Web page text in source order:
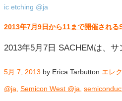
ic etching @ja
タ
ic
@ja
2013年7月9日から11まで開催される
2013年5月7日 SACHEMは、
5月 7, 2013 by Erica Tarbutton エレ
@ja, Semicon West @ja,